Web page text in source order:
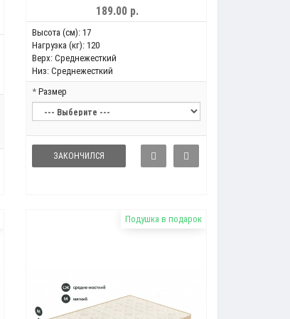
189.00 р.
Высота (см): 17
Нагрузка (кг): 120
Верх: Среднежесткий
Низ: Среднежесткий
Размер
ЗАКОНЧИЛСЯ
Подушка в подарок